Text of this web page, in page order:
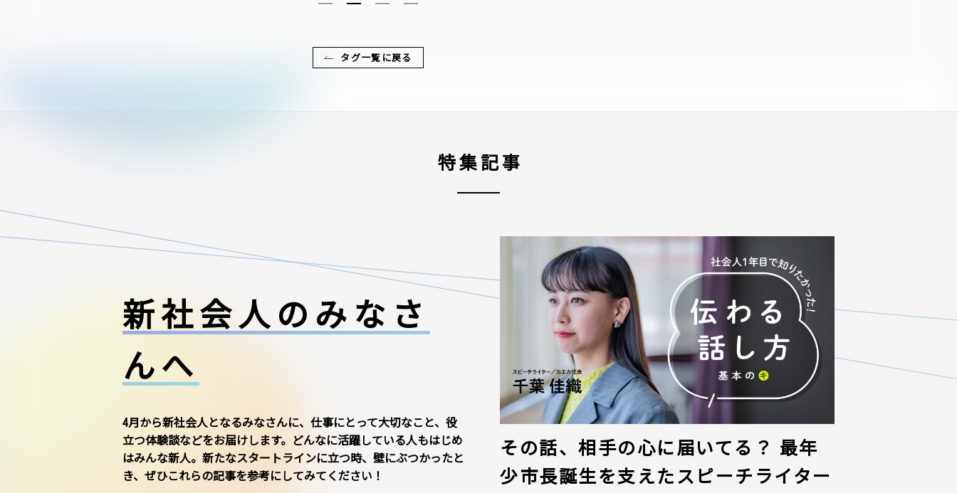
タグ一覧に戻る
特集記事
新社会人のみなさ
んへ
4月から新社会人となるみなさんに、仕事にとって大切なこと、役
立つ体験談などをお届けします。どんなに活躍している人もはじめ
はみんな新人。新たなスタートラインに立つ時、壁にぶつかったと
き、ぜひこれらの記事を参考にしてみてください！
その話、相手の心に届いてる？ 最年
少市長誕生を支えたスピーチライター